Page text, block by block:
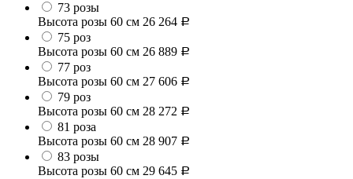
73 розы
Высота розы 60 см 26 264 Р
75 роз
Высота розы 60 см 26 889 Р
77 роз
Высота розы 60 см 27 606 Р
79 роз
Высота розы 60 см 28 272 Р
81 роза
Высота розы 60 см 28 907 Р
83 розы
Высота розы 60 см 29 645 Р